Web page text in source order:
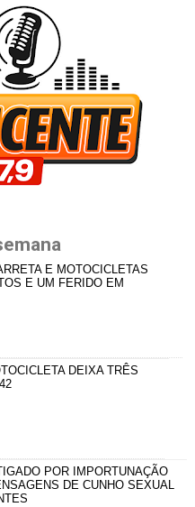
E MOTOCICLETAS
E UM FERIDO EM
DEIXA TRÊS
POR IMPORTUNAÇÃO
DE CUNHO SEXUAL